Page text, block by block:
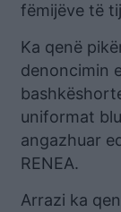
fëmijëve të
Ka qenë
denoncimin
uniformat
angazhuar
RENEA.
Arrazi ka